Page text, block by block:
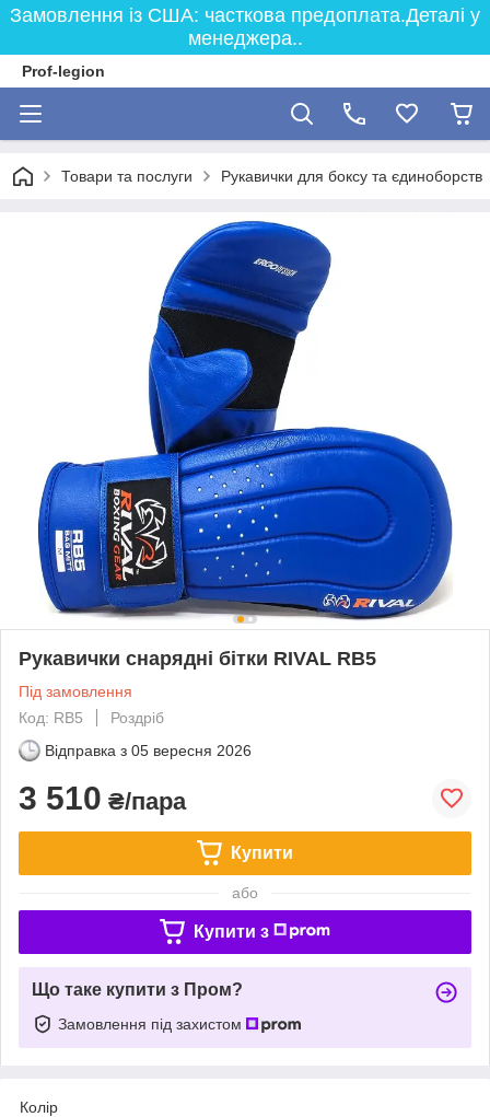
Замовлення із США: часткова предоплата.Деталі у
менеджера..
Prof-legion
Товари та послуги Рукавички для боксу та єдиноборств
Рукавички снарядні бітки RIVAL RB5
Під замовлення
Код: RB5
Роздріб
Відправка з 05 вересня 2026
3 510 ₴/пара
Купити
або
Купити з
Що таке купити з Пром?
Замовлення під захистом
Колір